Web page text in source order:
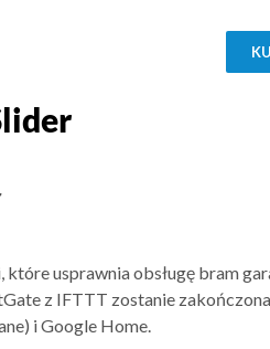
usprawnia obsługę bram
z IFTTT zostanie
i Google Home.